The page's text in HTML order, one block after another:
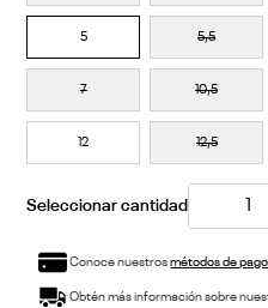
5 5,5
7 10,5
12 12,5
Conoce nuestrosmétodos de pago
Obtén más información sobre